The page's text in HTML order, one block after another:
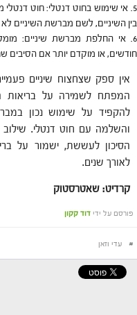
אי שימוש בחוט דנטלי: חוט דנטלי
בין השיניים, לשם מברשת השיניים
אי החלפת מברשת שיניים:
חודשים, או מוקדם יותר אם הסיבים
אין ספק שצחצוח שיניים
המפתח לשמירה על בריאות
להקפיד על שימוש נכון
והשלמה עם חוט דנטלי.
הסיכון לעששת, ישמור על
לאורך שנים.
קרדיט: שאטרסטוק
פורסם על ידי דוד קקון
# עדי וזאן